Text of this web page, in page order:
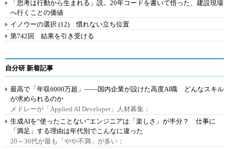
「思考は行動から生まれる」説。20年コードを書いて悟った、建設現場
へ行くことの価値
イノウーの選択 (12) 慣れない立ち位置
第742回 結果を引き受ける
自分研 新着記事
最高で「年収6000万超」――国内企業が設けた高度AI職 どんなスキル
が求められるのか
メドレーが「Applied AI Developer」人材募集：
生成AIを“使ったことない”エンジニアは「楽しさ」が半分？ 仕事に
「満足」する理由は年代別でこんなに違った
20～30代が最も「やや不満」が多い：